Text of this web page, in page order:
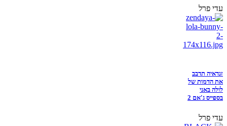
עדי פרל
זנדאיה תדבב
את הדמות של
לולה באני
בספייס ג'אם 2
עדי פרל